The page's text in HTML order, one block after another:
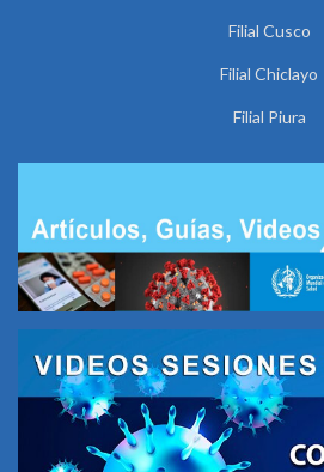
Filial Cusco
Filial Chiclayo
Filial Piura